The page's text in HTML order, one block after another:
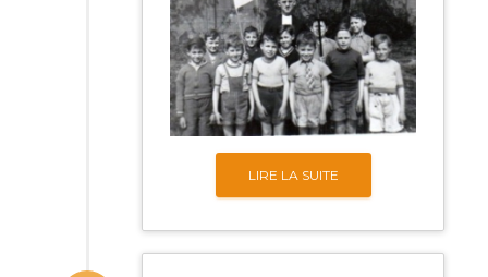
LIRE LA SUITE